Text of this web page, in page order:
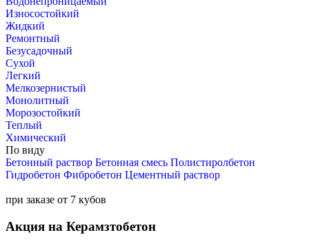
Износостойкий
Жидкий
Ремонтный
Безусадочный
Сухой
Легкий
Мелкозернистый
Монолитный
Морозостойкий
Теплый
Химический
По виду
Бетонный раствор Бетонная смесь Полистиролбетон
Гидробетон Фибробетон Цементный раствор
при заказе от 7 кубов
Акция на Керамзтобетон